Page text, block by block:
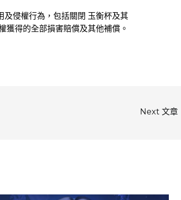
侵權行為，包括關閉 玉衡杯及其
得的全部損害賠償及其他補償。
Next 文章